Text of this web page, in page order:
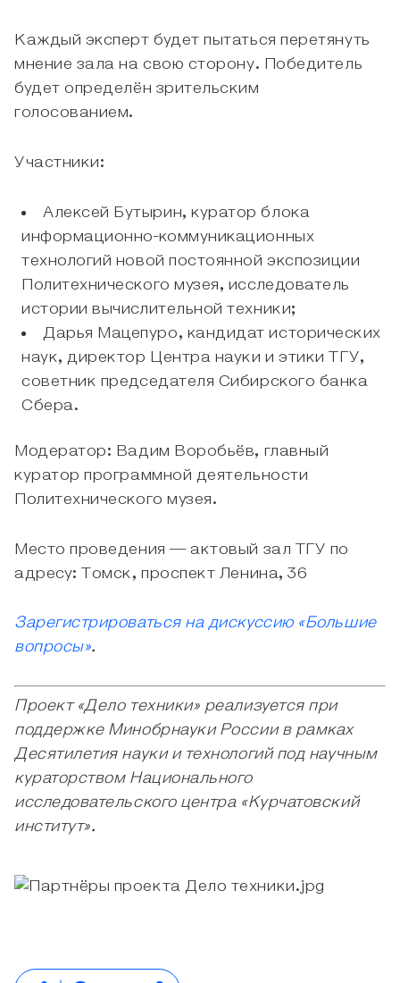
Каждый эксперт будет пытаться перетянуть
мнение зала на свою сторону. Победитель
будет определён зрительским
голосованием.
Участники:
Алексей Бутырин, куратор блока
информационно-коммуникационных
технологий новой постоянной экспозиции
Политехнического музея, исследователь
истории вычислительной техники;
Дарья Мацепуро, кандидат исторических
наук, директор Центра науки и этики ТГУ,
советник председателя Сибирского банка
Сбера.
Модератор: Вадим Воробьёв, главный
куратор программной деятельности
Политехнического музея.
Место проведения — актовый зал ТГУ по
адресу: Томск, проспект Ленина, 36
Зарегистрироваться на дискуссию «Большие
вопросы».
Проект «Дело техники» реализуется при
поддержке Минобрнауки России в рамках
Десятилетия науки и технологий под научным
кураторством Национального
исследовательского центра «Курчатовский
институт».